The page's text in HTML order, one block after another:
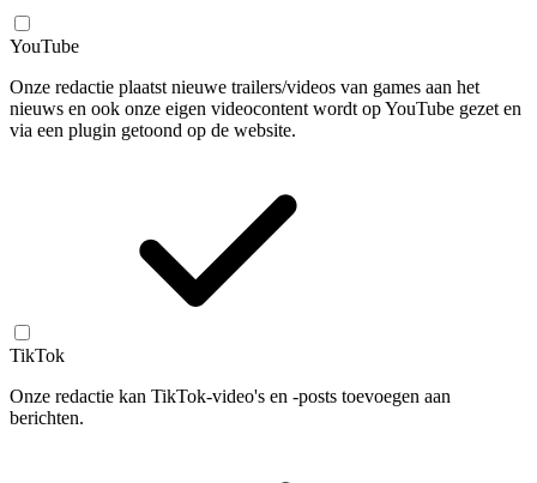
YouTube
Onze redactie plaatst nieuwe trailers/videos van games aan het
nieuws en ook onze eigen videocontent wordt op YouTube gezet en
via een plugin getoond op de website.
TikTok
Onze redactie kan TikTok-video's en -posts toevoegen aan
berichten.